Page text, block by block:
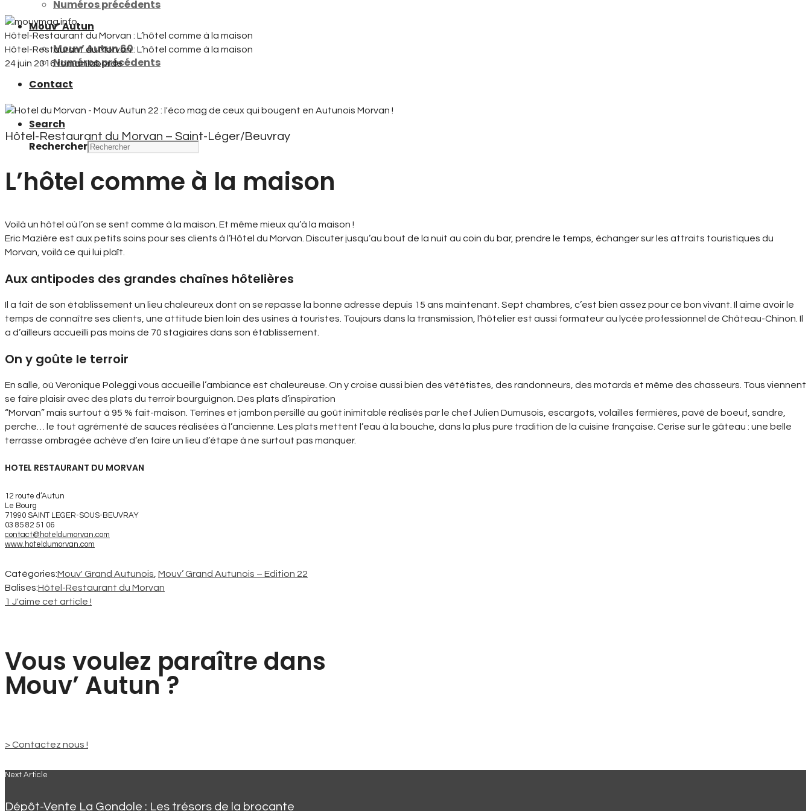
Numéros précédents
Mouv’ Autun
Mouv’ Autun 60
Numéros précédents
Contact
Search
Rechercher
Hôtel-Restaurant du Morvan : L’hôtel comme à la maison
Hôtel-Restaurant du Morvan : L’hôtel comme à la maison
24 juin 2016romainlaborde
Hôtel-Restaurant du Morvan – Saint-Léger/Beuvray
L’hôtel comme à la maison
Voilà un hôtel où l’on se sent comme à la maison. Et même mieux qu’à la maison !
Eric Mazière est aux petits soins pour ses clients à l’Hôtel du Morvan. Discuter jusqu’au bout de la nuit au coin du bar, prendre le temps, échanger sur les attraits touristiques du
Morvan, voilà ce qui lui plaît.
Aux antipodes des grandes chaînes hôtelières
Il a fait de son établissement un lieu chaleureux dont on se repasse la bonne adresse depuis 15 ans maintenant. Sept chambres, c’est bien assez pour ce bon vivant. Il aime avoir le
temps de connaître ses clients, une attitude bien loin des usines à touristes. Toujours dans la transmission, l’hôtelier est aussi formateur au lycée professionnel de Château-Chinon. Il
a d’ailleurs accueilli pas moins de 70 stagiaires dans son établissement.
On y goûte le terroir
En salle, où Veronique Poleggi vous accueille l’ambiance est chaleureuse. On y croise aussi bien des vététistes, des randonneurs, des motards et même des chasseurs. Tous viennent
se faire plaisir avec des plats du terroir bourguignon. Des plats d’inspiration
“Morvan” mais surtout à 95 % fait-maison. Terrines et jambon persillé au goût inimitable réalisés par le chef Julien Dumusois, escargots, volailles fermières, pavé de boeuf, sandre,
perche… le tout agrémenté de sauces réalisées à l’ancienne. Les plats mettent l’eau à la bouche, dans la plus pure tradition de la cuisine française. Cerise sur le gâteau : une belle
terrasse ombragée achève d’en faire un lieu d’étape à ne surtout pas manquer.
HOTEL RESTAURANT DU MORVAN
12 route d’Autun
Le Bourg
71990 SAINT LEGER-SOUS-BEUVRAY
03 85 82 51 06
contact@hoteldumorvan.com
www.hoteldumorvan.com
Catégories:Mouv' Grand Autunois Mouv’ Grand Autunois – Edition 22
Balises:Hôtel-Restaurant du Morvan
1 J'aime cet article !
Vous voulez paraître dans
Mouv’ Autun ?
> Contactez nous !
Next Article
Dépôt-Vente La Gondole : Les trésors de la brocante